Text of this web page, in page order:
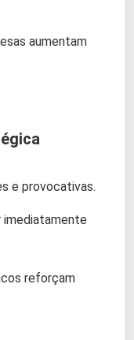
aumentam
e provocativas.
imediatamente
reforçam